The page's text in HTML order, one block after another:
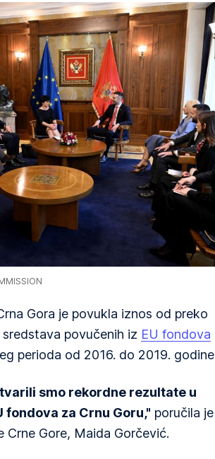
Gora je povukla iznos od preko
povučenih iz EU fondova
perioda od 2016. do 2019. godine
smo rekordne rezultate u
za Crnu Goru," poručila je
Gore, Maida Gorčević.